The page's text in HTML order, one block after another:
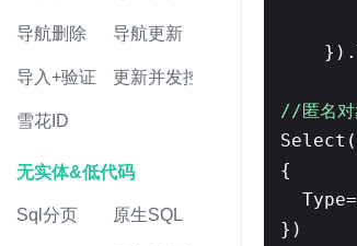
导航删除 导航更新
导入+验证 更新并发控制
雪花ID
无实体&低代码
Sql分页 原生SQL
//匿名对
{
})